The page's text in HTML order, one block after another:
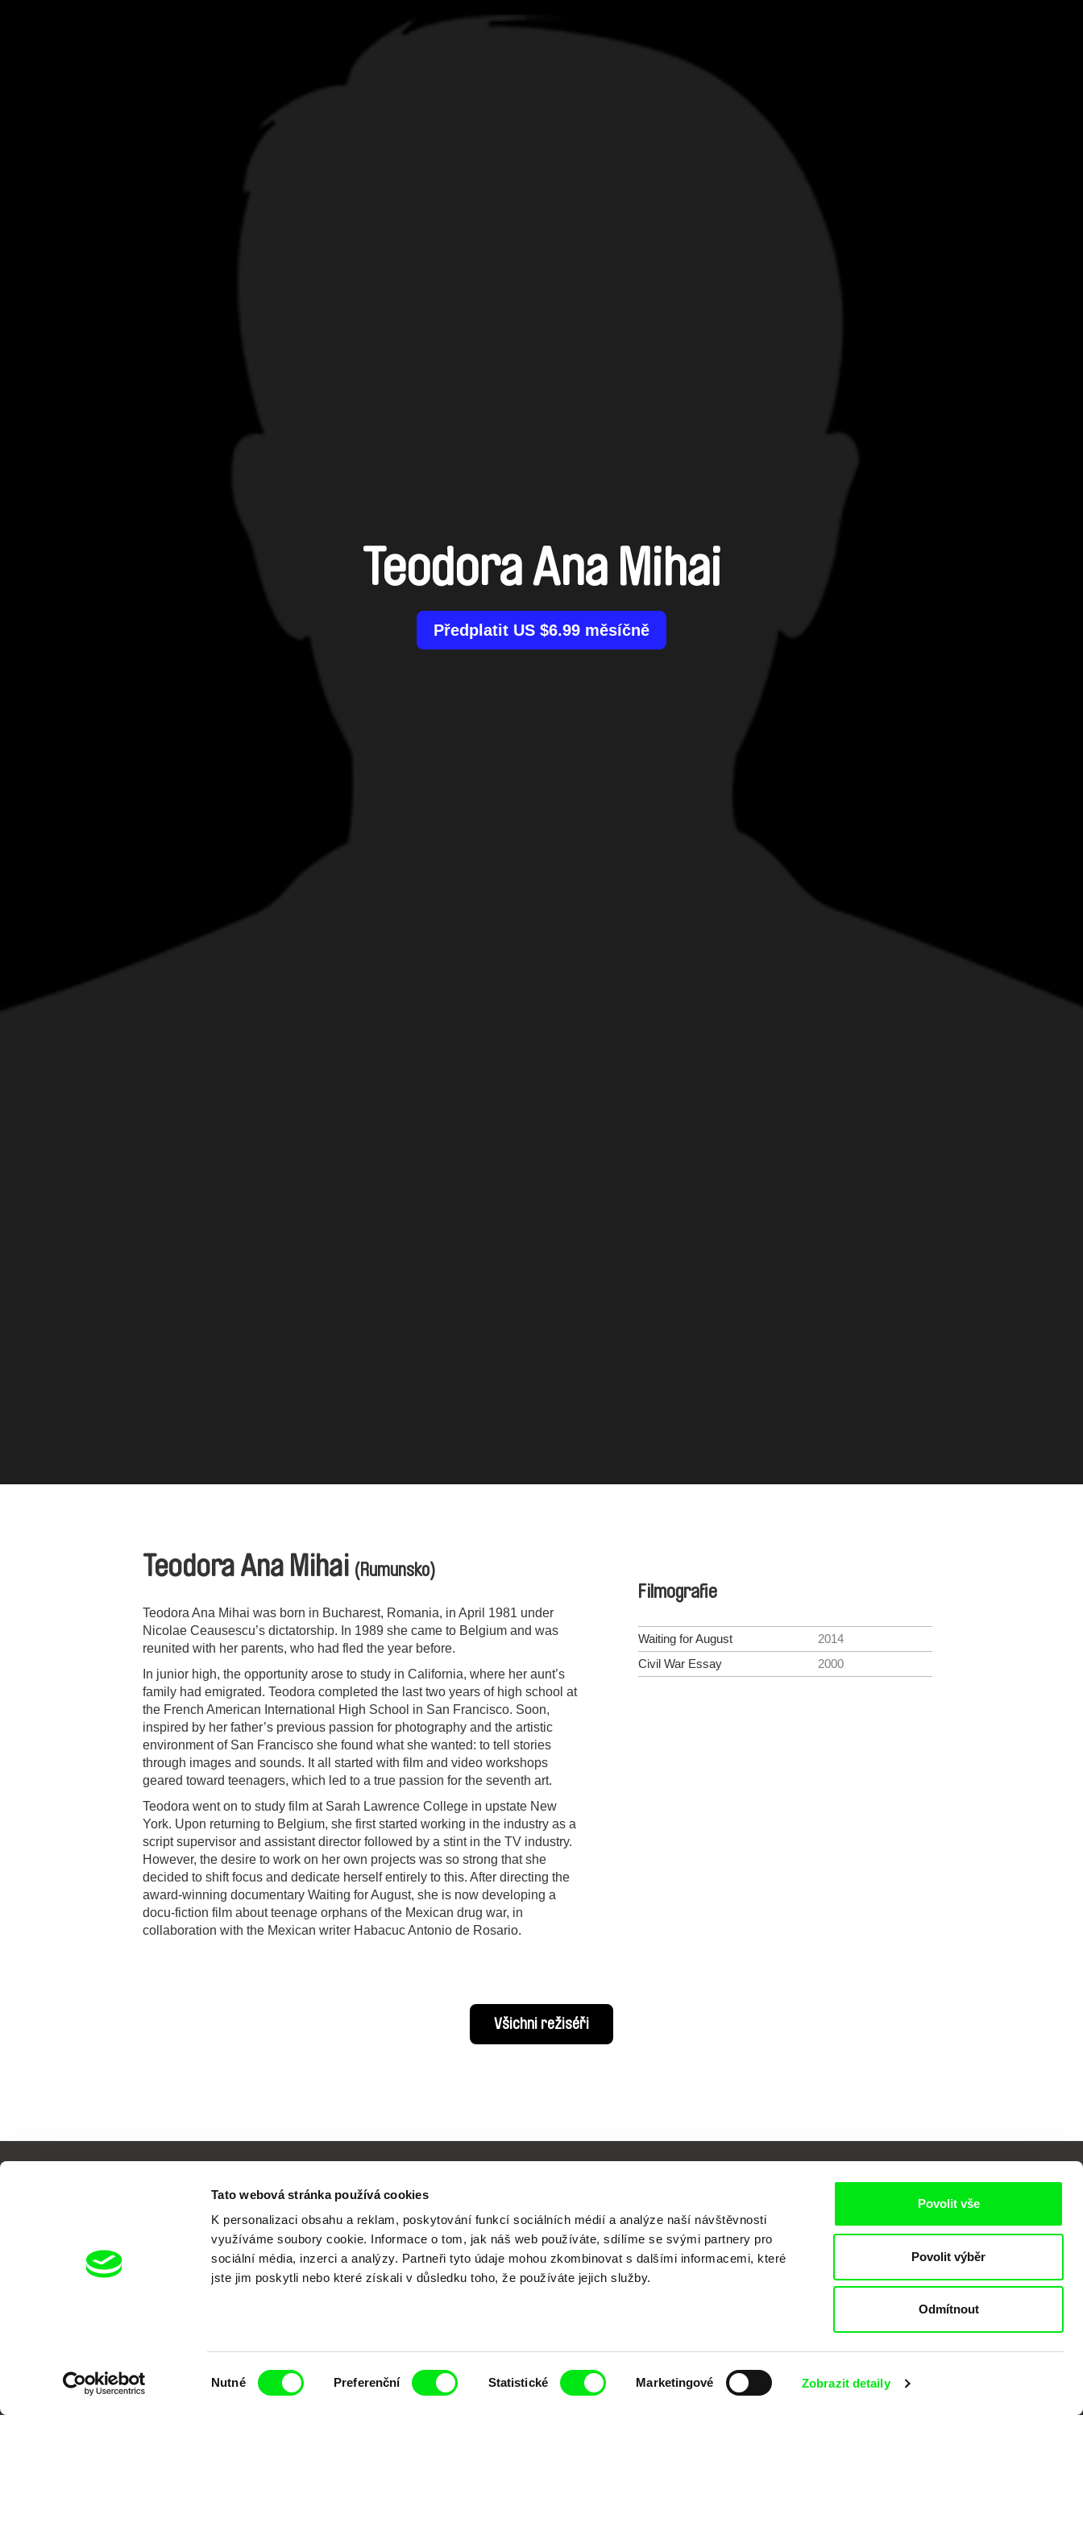
Tato webová stránka používá cookies
K personalizaci obsahu a reklam, poskytování funkcí sociálních médií a analýze naší návštěvnosti
využíváme soubory cookie. Informace o tom, jak náš web používáte, sdílíme se svými partnery pro
sociální média, inzerci a analýzy. Partneři tyto údaje mohou zkombinovat s dalšími informacemi, které
jste jim poskytli nebo které získali v důsledku toho, že používáte jejich služby.
Nutné Preferenční Statistické Marketingové Zobrazit detaily
Povolit vše
Povolit výběr
Odmítnout
Teodora Ana Mihai
Předplatit US $6.99 měsíčně
Teodora Ana Mihai (Rumunsko)
Teodora Ana Mihai was born in Bucharest, Romania, in April 1981 under
Nicolae Ceausescu’s dictatorship. In 1989 she came to Belgium and was
reunited with her parents, who had fled the year before.
In junior high, the opportunity arose to study in California, where her aunt’s
family had emigrated. Teodora completed the last two years of high school at
the French American International High School in San Francisco. Soon,
inspired by her father’s previous passion for photography and the artistic
environment of San Francisco she found what she wanted: to tell stories
through images and sounds. It all started with film and video workshops
geared toward teenagers, which led to a true passion for the seventh art.
Teodora went on to study film at Sarah Lawrence College in upstate New
York. Upon returning to Belgium, she first started working in the industry as a
script supervisor and assistant director followed by a stint in the TV industry.
However, the desire to work on her own projects was so strong that she
decided to shift focus and dedicate herself entirely to this. After directing the
award-winning documentary Waiting for August, she is now developing a
docu-fiction film about teenage orphans of the Mexican drug war, in
collaboration with the Mexican writer Habacuc Antonio de Rosario.
Filmografie
Waiting for August
2014
Civil War Essay
2000
Všichni režiséři
Vaše online
dokumentární kino
Nové festivalové filmy
každý týden